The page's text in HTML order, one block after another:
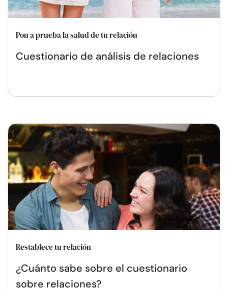
Pon a prueba la salud de tu relación
Cuestionario de análisis de relaciones
Restablece tu relación
¿Cuánto sabe sobre el cuestionario
sobre relaciones?